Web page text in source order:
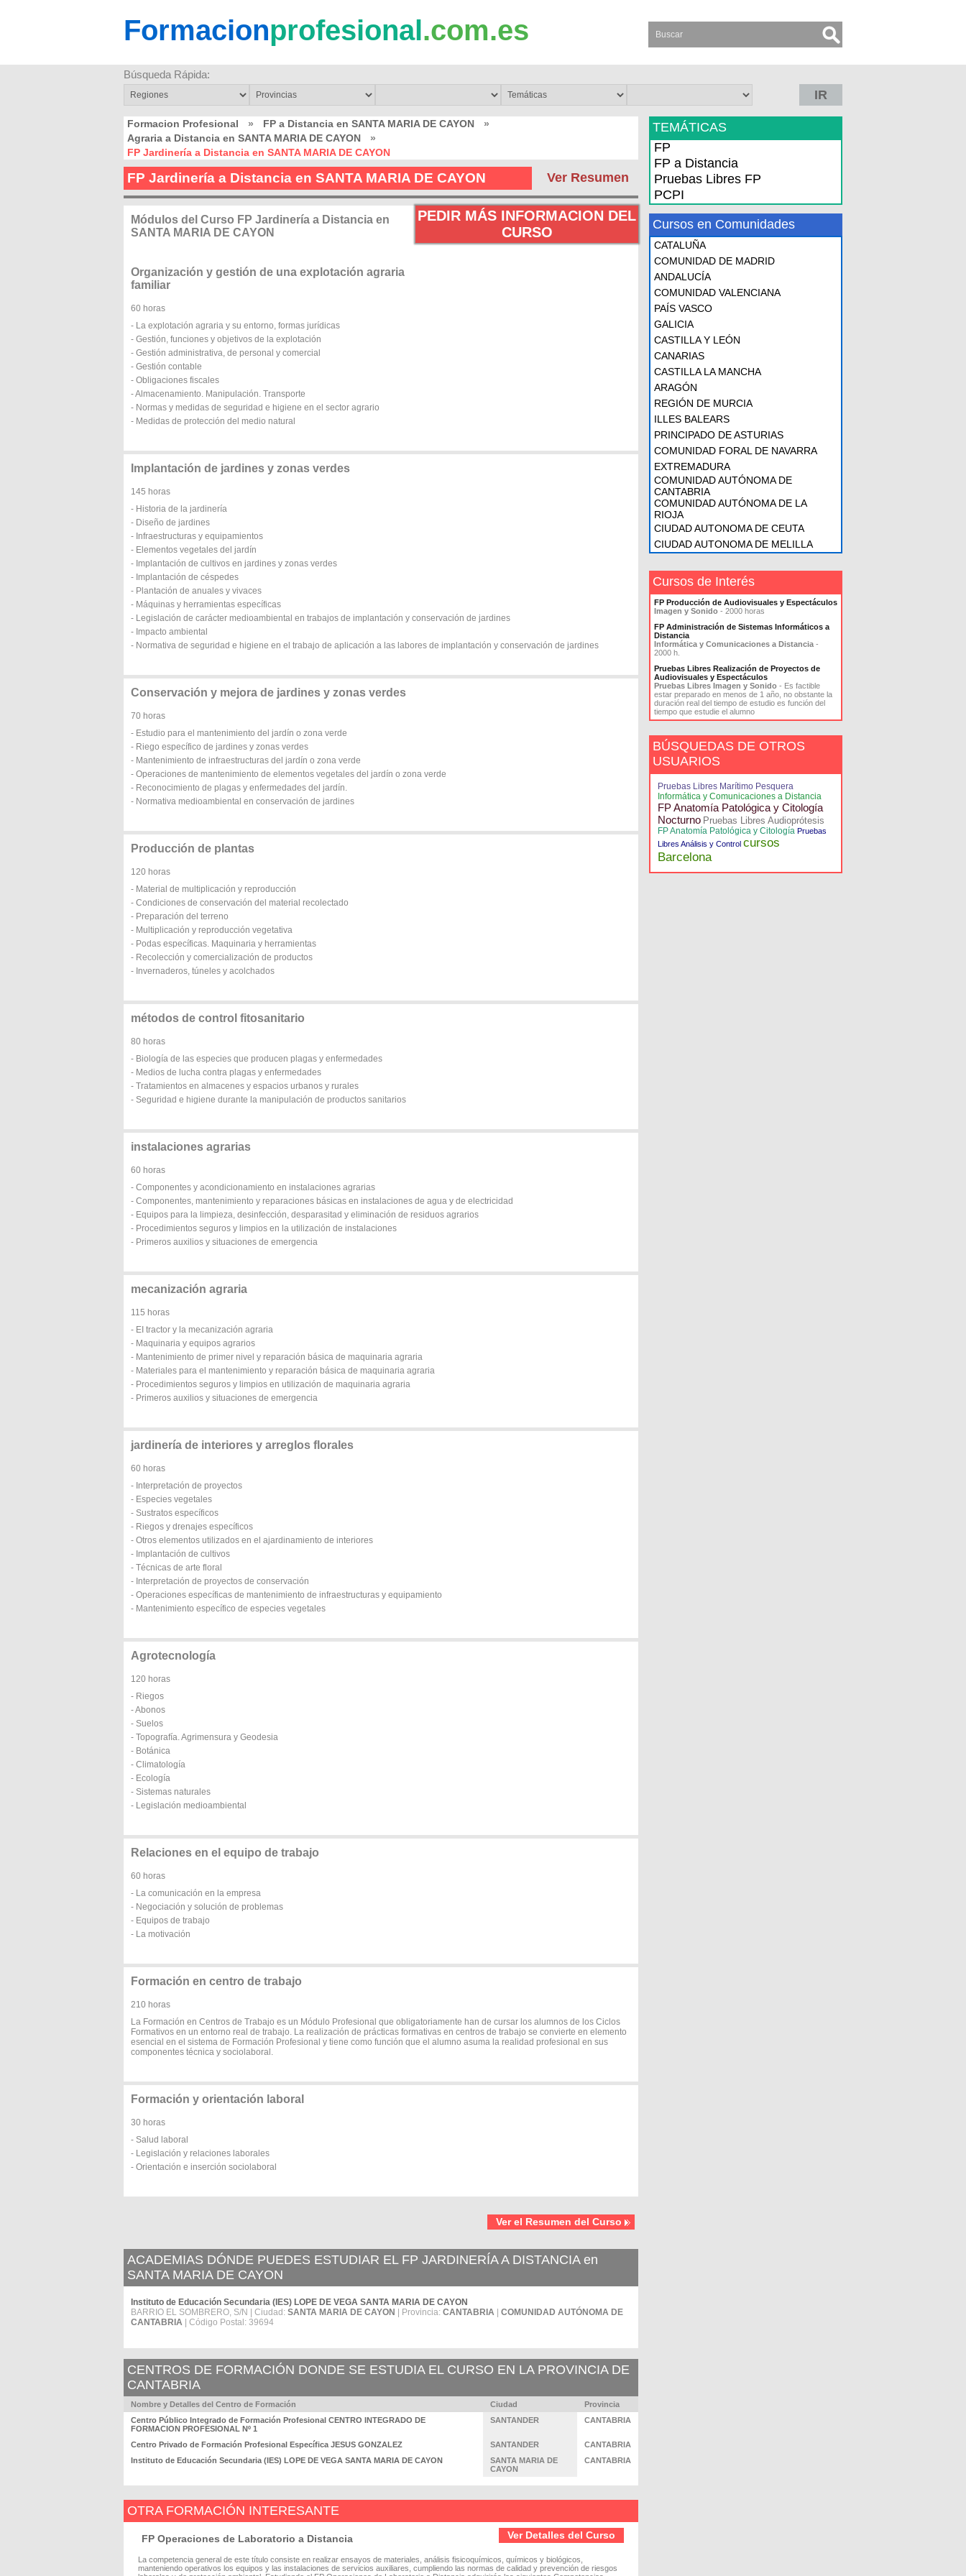
Formacionprofesional.com.es
Búsqueda Rápida:
IR
Formacion Profesional » FP a Distancia en SANTA MARIA DE CAYON
»
Agraria a Distancia en SANTA MARIA DE CAYON
»
FP Jardinería a Distancia en SANTA MARIA DE CAYON
Ver Resumen
FP Jardinería a Distancia en SANTA MARIA DE CAYON
PEDIR MÁS INFORMACION DEL
CURSO
Módulos del Curso FP Jardinería a Distancia en
SANTA MARIA DE CAYON
Organización y gestión de una explotación agraria
familiar
60 horas
- La explotación agraria y su entorno, formas jurídicas
- Gestión, funciones y objetivos de la explotación
- Gestión administrativa, de personal y comercial
- Gestión contable
- Obligaciones fiscales
- Almacenamiento. Manipulación. Transporte
- Normas y medidas de seguridad e higiene en el sector agrario
- Medidas de protección del medio natural
Implantación de jardines y zonas verdes
145 horas
- Historia de la jardinería
- Diseño de jardines
- Infraestructuras y equipamientos
- Elementos vegetales del jardín
- Implantación de cultivos en jardines y zonas verdes
- Implantación de céspedes
- Plantación de anuales y vivaces
- Máquinas y herramientas específicas
- Legislación de carácter medioambiental en trabajos de implantación y conservación de jardines
- Impacto ambiental
- Normativa de seguridad e higiene en el trabajo de aplicación a las labores de implantación y conservación de jardines
Conservación y mejora de jardines y zonas verdes
70 horas
- Estudio para el mantenimiento del jardín o zona verde
- Riego específico de jardines y zonas verdes
- Mantenimiento de infraestructuras del jardín o zona verde
- Operaciones de mantenimiento de elementos vegetales del jardín o zona verde
- Reconocimiento de plagas y enfermedades del jardín.
- Normativa medioambiental en conservación de jardines
Producción de plantas
120 horas
- Material de multiplicación y reproducción
- Condiciones de conservación del material recolectado
- Preparación del terreno
- Multiplicación y reproducción vegetativa
- Podas específicas. Maquinaria y herramientas
- Recolección y comercialización de productos
- Invernaderos, túneles y acolchados
métodos de control fitosanitario
80 horas
- Biología de las especies que producen plagas y enfermedades
- Medios de lucha contra plagas y enfermedades
- Tratamientos en almacenes y espacios urbanos y rurales
- Seguridad e higiene durante la manipulación de productos sanitarios
instalaciones agrarias
60 horas
- Componentes y acondicionamiento en instalaciones agrarias
- Componentes, mantenimiento y reparaciones básicas en instalaciones de agua y de electricidad
- Equipos para la limpieza, desinfección, desparasitad y eliminación de residuos agrarios
- Procedimientos seguros y limpios en la utilización de instalaciones
- Primeros auxilios y situaciones de emergencia
mecanización agraria
115 horas
- EI tractor y la mecanización agraria
- Maquinaria y equipos agrarios
- Mantenimiento de primer nivel y reparación básica de maquinaria agraria
- Materiales para el mantenimiento y reparación básica de maquinaria agraria
- Procedimientos seguros y limpios en utilización de maquinaria agraria
- Primeros auxilios y situaciones de emergencia
jardinería de interiores y arreglos florales
60 horas
- Interpretación de proyectos
- Especies vegetales
- Sustratos específicos
- Riegos y drenajes específicos
- Otros elementos utilizados en el ajardinamiento de interiores
- Implantación de cultivos
- Técnicas de arte floral
- Interpretación de proyectos de conservación
- Operaciones específicas de mantenimiento de infraestructuras y equipamiento
- Mantenimiento específico de especies vegetales
Agrotecnología
120 horas
- Riegos
- Abonos
- Suelos
- Topografía. Agrimensura y Geodesia
- Botánica
- Climatología
- Ecología
- Sistemas naturales
- Legislación medioambiental
Relaciones en el equipo de trabajo
60 horas
- La comunicación en la empresa
- Negociación y solución de problemas
- Equipos de trabajo
- La motivación
Formación en centro de trabajo
210 horas
La Formación en Centros de Trabajo es un Módulo Profesional que obligatoriamente han de cursar los alumnos de los Ciclos
Formativos en un entorno real de trabajo. La realización de prácticas formativas en centros de trabajo se convierte en elemento
esencial en el sistema de Formación Profesional y tiene como función que el alumno asuma la realidad profesional en sus
componentes técnica y sociolaboral.
Formación y orientación laboral
30 horas
- Salud laboral
- Legislación y relaciones laborales
- Orientación e inserción sociolaboral
Ver el Resumen del Curso
ACADEMIAS DÓNDE PUEDES ESTUDIAR EL FP JARDINERÍA A DISTANCIA en
SANTA MARIA DE CAYON
Instituto de Educación Secundaria (IES) LOPE DE VEGA SANTA MARIA DE CAYON
BARRIO EL SOMBRERO, S/N | Ciudad: SANTA MARIA DE CAYON | Provincia: CANTABRIA
COMUNIDAD AUTÓNOMA DE
CANTABRIA | Código Postal: 39694
CENTROS DE FORMACIÓN DONDE SE ESTUDIA EL CURSO EN LA PROVINCIA DE
CANTABRIA
Nombre y Detalles del Centro de Formación Ciudad
Provincia
Centro Público Integrado de Formación Profesional CENTRO INTEGRADO DE
FORMACION PROFESIONAL Nº 1
SANTANDER CANTABRIA
Centro Privado de Formación Profesional Específica JESUS GONZALEZ SANTANDER
CANTABRIA
Instituto de Educación Secundaria (IES) LOPE DE VEGA SANTA MARIA DE CAYON
SANTA MARIA DE
CAYON
CANTABRIA
OTRA FORMACIÓN INTERESANTE
Ver Detalles del Curso
FP Operaciones de Laboratorio a Distancia
La competencia general de este título consiste en realizar ensayos de materiales, análisis fisicoquímicos, químicos y biológicos,
manteniendo operativos los equipos y las instalaciones de servicios auxiliares, cumpliendo las normas de calidad y prevención de riesgos
TEMÁTICAS
FP
FP a Distancia
Pruebas Libres FP
PCPI
Cursos en Comunidades
CATALUÑA
COMUNIDAD DE MADRID
ANDALUCÍA
COMUNIDAD VALENCIANA
PAÍS VASCO
GALICIA
CASTILLA Y LEÓN
CANARIAS
CASTILLA LA MANCHA
ARAGÓN
REGIÓN DE MURCIA
ILLES BALEARS
PRINCIPADO DE ASTURIAS
COMUNIDAD FORAL DE NAVARRA
EXTREMADURA
COMUNIDAD AUTÓNOMA DE
CANTABRIA
COMUNIDAD AUTÓNOMA DE LA
RIOJA
CIUDAD AUTONOMA DE CEUTA
CIUDAD AUTONOMA DE MELILLA
Cursos de Interés
FP Producción de Audiovisuales y Espectáculos
Imagen y Sonido - 2000 horas
FP Administración de Sistemas Informáticos a
Distancia
Informática y Comunicaciones a Distancia -
2000 h.
Pruebas Libres Realización de Proyectos de
Audiovisuales y Espectáculos
Pruebas Libres Imagen y Sonido - Es factible
estar preparado en menos de 1 año, no obstante la
duración real del tiempo de estudio es función del
tiempo que estudie el alumno
BÚSQUEDAS DE OTROS
USUARIOS
Pruebas Libres Marítimo Pesquera
Informática y Comunicaciones a Distancia
FP Anatomía Patológica y Citología
Nocturno Pruebas Libres Audioprótesis
FP Anatomía Patológica y Citología Pruebas
Libres Análisis y Control cursos
Barcelona